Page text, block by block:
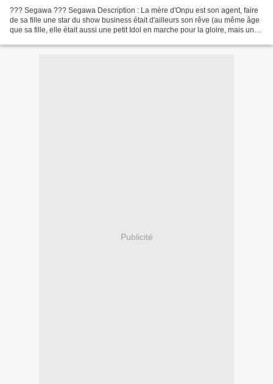
??? Segawa ??? Segawa Description : La mère d'Onpu est son agent, faire
de sa fille une star du show business était d'ailleurs son rêve (au même âge
que sa fille, elle était aussi une petit Idol en marche pour la gloire, mais une
Publicité